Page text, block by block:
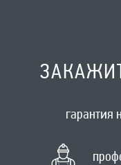
гарантия